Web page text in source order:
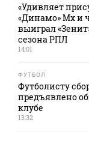
«Удивляет
«Динамо» Мх и
выиграл
сезона РПЛ
14:01
ФУТБОЛ
Футболисту
предъявлено
клубе
13:32